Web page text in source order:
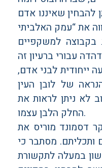
להבחין שאיננו אדם
למשקפיים
ייחודית לבני אדם,
של לובן העין
לא ניתן לראות את
החלק הלבן עצמו.
דסמונד מוריס את
ותכליתם. מסתבר כי
במעלה לתקשורת